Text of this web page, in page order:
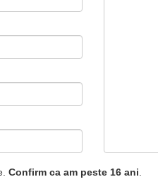
Confirm ca am peste 16 ani